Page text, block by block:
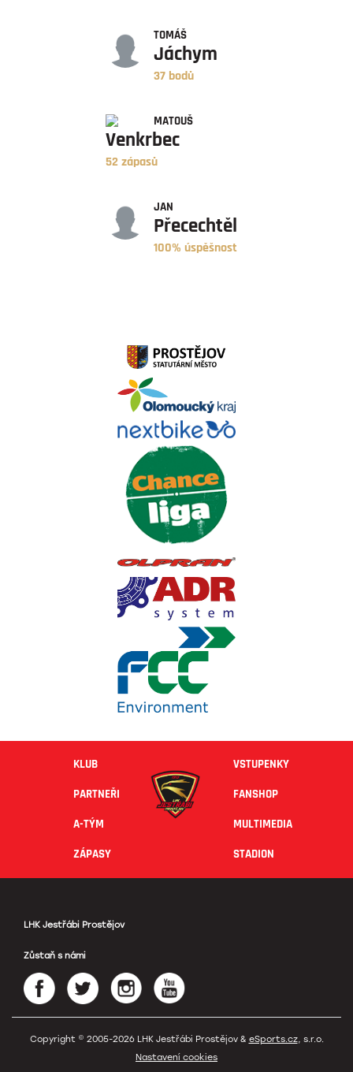
TOMÁŠ
Jáchym
37 bodů
MATOUŠ
Venkrbec
52 zápasů
JAN
Přecechtěl
100% úspěšnost
KLUB
PARTNEŘI
A-TÝM
ZÁPASY
VSTUPENKY
FANSHOP
MULTIMEDIA
STADION
LHK Jestřábi Prostějov
Zůstaň s námi
Copyright © 2005-2026 LHK Jestřábi Prostějov & eSports.cz, s.r.o.
Nastavení cookies